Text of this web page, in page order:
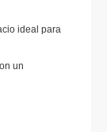
ideal para
un